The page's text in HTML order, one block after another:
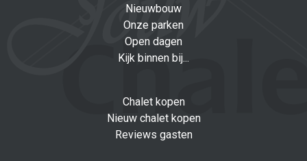
Nieuwbouw
Onze parken
Open dagen
Kijk binnen bij...
Chalet kopen
Nieuw chalet kopen
Reviews gasten